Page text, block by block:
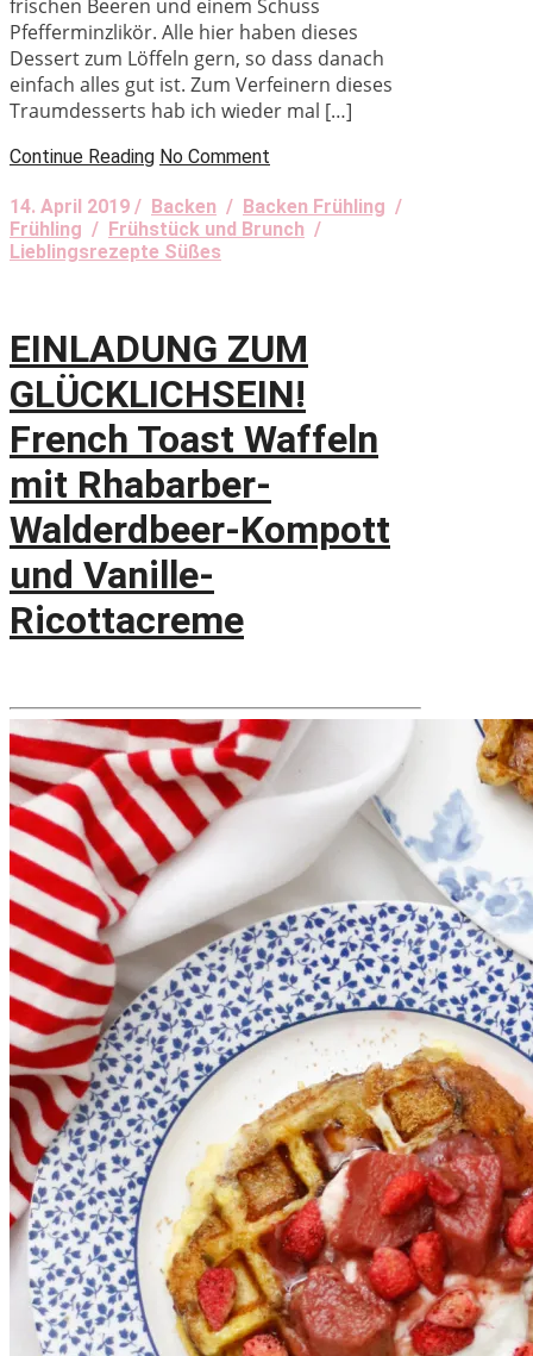
frischen Beeren und einem Schuss
Pfefferminzlikör. Alle hier haben dieses
Dessert zum Löffeln gern, so dass danach
einfach alles gut ist. Zum Verfeinern dieses
Traumdesserts hab ich wieder mal […]
Continue Reading No Comment
14. April 2019 / Backen / Backen Frühling /
Frühling / Frühstück und Brunch /
Lieblingsrezepte Süßes
EINLADUNG ZUM
GLÜCKLICHSEIN!
French Toast Waffeln
mit Rhabarber-
Walderdbeer-Kompott
und Vanille-
Ricottacreme